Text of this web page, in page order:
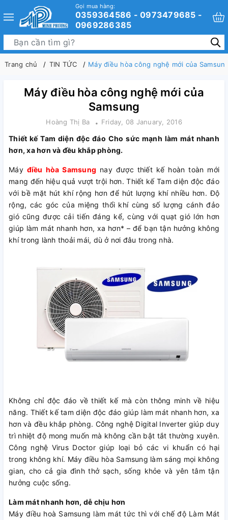
Gọi mua hàng:
0359364586 - 0973479685 -
0969286385
Trang chủ TIN TỨC Máy điều hòa công nghệ mới của
Máy điều hòa công nghệ mới của
Samsung
Hoàng Thị Ba Friday, 08 January, 2016
Thiết kế Tam diện độc đáo Cho sức mạnh làm mát nhanh
hơn, xa hơn và đều khắp phòng.
Máy điều hòa Samsung nay được thiết kế hoàn toàn mới
mang đến hiệu quả vượt trội hơn. Thiết kế Tam diện độc đáo
với bề mặt hút khí rộng hơn để hút lượng khí nhiều hơn. Độ
rộng, các góc của miệng thổi khí cùng số lượng cánh đảo
gió cũng được cải tiến đáng kể, cùng với quạt gió lớn hơn
giúp làm mát nhanh hơn, xa hơn* – để bạn tận hưởng không
khí trong lành thoải mái, dù ở nơi đâu trong nhà.
Không chỉ độc đáo về thiết kế mà còn thông minh về hiệu
năng. Thiết kế tam diện độc đáo giúp làm mát nhanh hơn, xa
hơn và đều khắp phòng. Công nghệ Digital Inverter giúp duy
trì nhiệt độ mong muốn mà không cần bật tắt thường xuyên.
Công nghệ Virus Doctor giúp loại bỏ các vi khuẩn có hại
trong không khí. Máy điều hòa Samsung làm sáng mọi không
gian, cho cả gia đình thở sạch, sống khỏe và yên tâm tận
hưởng cuộc sống.
Làm mát nhanh hơn, dễ chịu hơn
Máy điều hoà Samsung làm mát tức thì với chế độ Làm Mát